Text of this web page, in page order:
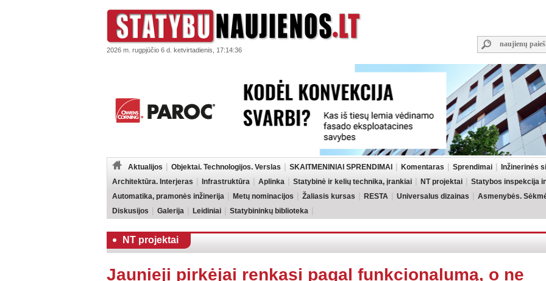
2026 m. rugpjūčio 6 d. ketvirtadienis, 17:14:36
Aktualijos Objektai. Technologijos. Verslas SKAITMENINIAI SPRENDIMAI Komentaras Sprendimai
Inžinerinės
Architektūra. Interjeras
Infrastruktūra Aplinka Statybinė ir kelių technika, įrankiai NT projektai
Statybos inspekcija
Automatika, pramonės inžinerija
Metų nominacijos Žaliasis kursas RESTA Universalus dizainas
Asmenybės.
Diskusijos
Galerija Leidiniai Statybininkų biblioteka
NT projektai
Jaunieji pirkėjai renkasi pagal funkcionalumą, o ne